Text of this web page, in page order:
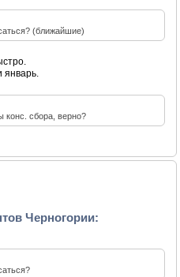
(ближайшие)
январь.
конс. сбора, верно?
Черногории: